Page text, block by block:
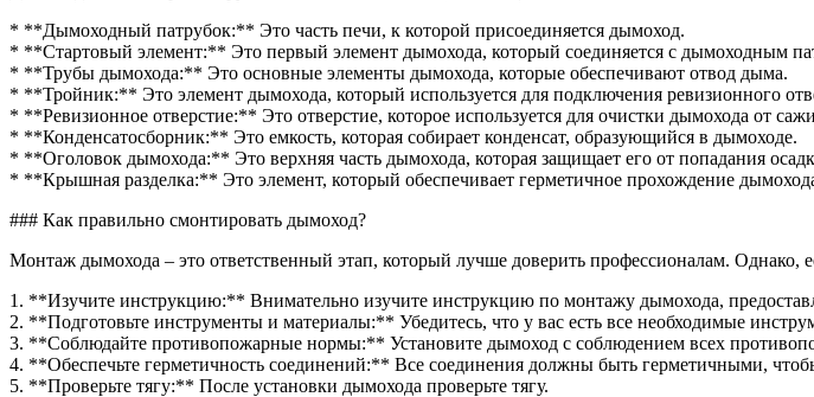
* **Дымоходный патрубок:** Это часть печи, к которой присоединяется дымоход.
* **Стартовый элемент:** Это первый элемент дымохода, который соединяется с дымоходным
* **Трубы дымохода:** Это основные элементы дымохода, которые обеспечивают отвод дыма.
* **Тройник:** Это элемент дымохода, который используется для подключения ревизионного
* **Ревизионное отверстие:** Это отверстие, которое используется для очистки дымохода от
* **Конденсатосборник:** Это емкость, которая собирает конденсат, образующийся в дымоходе.
* **Оголовок дымохода:** Это верхняя часть дымохода, которая защищает его от попадания
* **Крышная разделка:** Это элемент, который обеспечивает герметичное прохождение
### Как правильно смонтировать дымоход?
Монтаж дымохода – это ответственный этап, который лучше доверить профессионалам. Однако,
1. **Изучите инструкцию:** Внимательно изучите инструкцию по монтажу дымохода,
2. **Подготовьте инструменты и материалы:** Убедитесь, что у вас есть все необходимые
3. **Соблюдайте противопожарные нормы:** Установите дымоход с соблюдением всех
4. **Обеспечьте герметичность соединений:** Все соединения должны быть герметичными,
5. **Проверьте тягу:** После установки дымохода проверьте тягу.